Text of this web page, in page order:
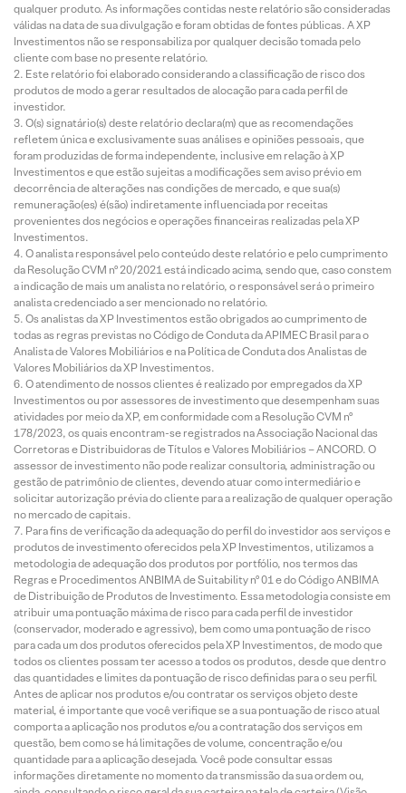
qualquer produto. As informações contidas neste relatório são consideradas
válidas na data de sua divulgação e foram obtidas de fontes públicas. A XP
Investimentos não se responsabiliza por qualquer decisão tomada pelo
cliente com base no presente relatório.
Este relatório foi elaborado considerando a classificação de risco dos
produtos de modo a gerar resultados de alocação para cada perfil de
investidor.
O(s) signatário(s) deste relatório declara(m) que as recomendações
refletem única e exclusivamente suas análises e opiniões pessoais, que
foram produzidas de forma independente, inclusive em relação à XP
Investimentos e que estão sujeitas a modificações sem aviso prévio em
decorrência de alterações nas condições de mercado, e que sua(s)
remuneração(es) é(são) indiretamente influenciada por receitas
provenientes dos negócios e operações financeiras realizadas pela XP
Investimentos.
O analista responsável pelo conteúdo deste relatório e pelo cumprimento
da Resolução CVM nº 20/2021 está indicado acima, sendo que, caso constem
a indicação de mais um analista no relatório, o responsável será o primeiro
analista credenciado a ser mencionado no relatório.
Os analistas da XP Investimentos estão obrigados ao cumprimento de
todas as regras previstas no Código de Conduta da APIMEC Brasil para o
Analista de Valores Mobiliários e na Política de Conduta dos Analistas de
Valores Mobiliários da XP Investimentos.
O atendimento de nossos clientes é realizado por empregados da XP
Investimentos ou por assessores de investimento que desempenham suas
atividades por meio da XP, em conformidade com a Resolução CVM nº
178/2023, os quais encontram-se registrados na Associação Nacional das
Corretoras e Distribuidoras de Títulos e Valores Mobiliários – ANCORD. O
assessor de investimento não pode realizar consultoria, administração ou
gestão de patrimônio de clientes, devendo atuar como intermediário e
solicitar autorização prévia do cliente para a realização de qualquer operação
no mercado de capitais.
Para fins de verificação da adequação do perfil do investidor aos serviços e
produtos de investimento oferecidos pela XP Investimentos, utilizamos a
metodologia de adequação dos produtos por portfólio, nos termos das
Regras e Procedimentos ANBIMA de Suitability nº 01 e do Código ANBIMA
de Distribuição de Produtos de Investimento. Essa metodologia consiste em
atribuir uma pontuação máxima de risco para cada perfil de investidor
(conservador, moderado e agressivo), bem como uma pontuação de risco
para cada um dos produtos oferecidos pela XP Investimentos, de modo que
todos os clientes possam ter acesso a todos os produtos, desde que dentro
das quantidades e limites da pontuação de risco definidas para o seu perfil.
Antes de aplicar nos produtos e/ou contratar os serviços objeto deste
material, é importante que você verifique se a sua pontuação de risco atual
comporta a aplicação nos produtos e/ou a contratação dos serviços em
questão, bem como se há limitações de volume, concentração e/ou
quantidade para a aplicação desejada. Você pode consultar essas
informações diretamente no momento da transmissão da sua ordem ou,